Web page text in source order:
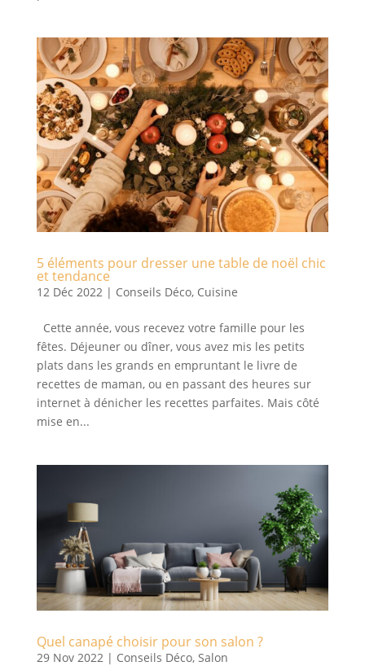
5 éléments pour dresser une table de noël chic
et tendance
12 Déc 2022 | Conseils Déco, Cuisine
Cette année, vous recevez votre famille pour les
fêtes. Déjeuner ou dîner, vous avez mis les petits
plats dans les grands en empruntant le livre de
recettes de maman, ou en passant des heures sur
internet à dénicher les recettes parfaites. Mais côté
mise en...
Quel canapé choisir pour son salon ?
29 Nov 2022| Conseils Déco, Salon